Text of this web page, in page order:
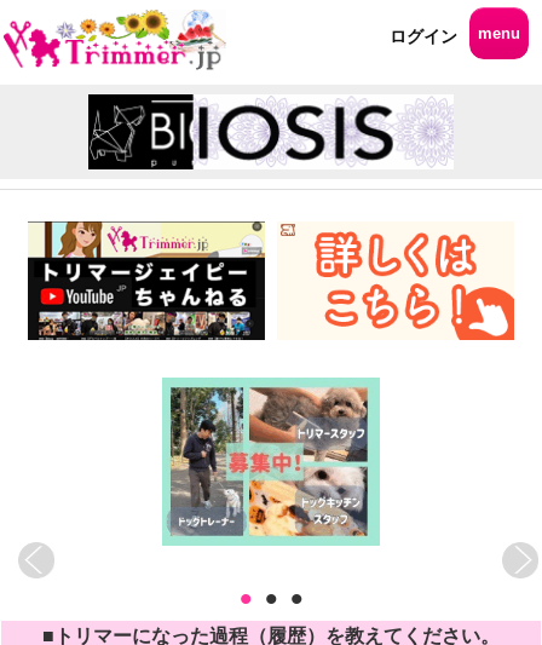
ログイン menu
• • •
■トリマーになった過程（履歴）を教えてください。